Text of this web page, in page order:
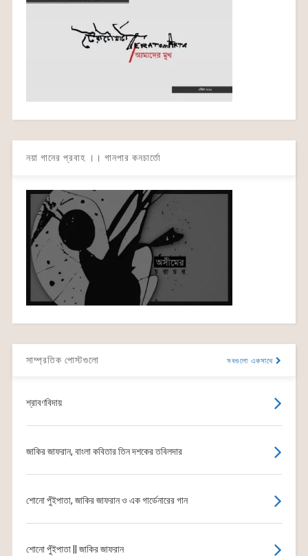
নয়া গানের প্রবাহ ।। গানপার কনচার্তো
সাম্প্রতিক পোস্টগুলো সবগুলো একসাথে
শ্রাবণবিদায়
জাকির জাফরান, বাংলা কবিতার তিন দশকের তবিলদার
শোনো পুঁইপাতা, জাকির জাফরান ও এক গার্ডেনারের গান
শোনো পুঁইপাতা || জাকির জাফরান